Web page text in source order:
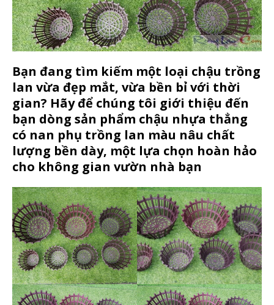
Bạn đang tìm kiếm một loại chậu trồng
lan vừa đẹp mắt, vừa bền bỉ với thời
gian? Hãy để chúng tôi giới thiệu đến
bạn dòng sản phẩm chậu nhựa thẳng
có nan phụ trồng lan màu nâu chất
lượng bền dày, một lựa chọn hoàn hảo
cho không gian vườn nhà bạn